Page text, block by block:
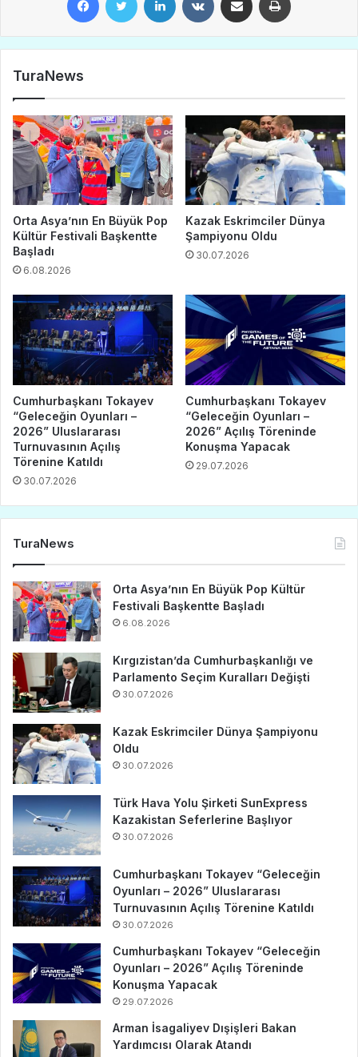
TuraNews
Orta Asya’nın En Büyük Pop
Kültür Festivali Başkentte
Başladı
6.08.2026
Kazak Eskrimciler Dünya
Şampiyonu Oldu
30.07.2026
Cumhurbaşkanı Tokayev
“Geleceğin Oyunları –
2026” Uluslararası
Turnuvasının Açılış
Törenine Katıldı
30.07.2026
Cumhurbaşkanı Tokayev
“Geleceğin Oyunları –
2026” Açılış Töreninde
Konuşma Yapacak
29.07.2026
TuraNews
Orta Asya’nın En Büyük Pop Kültür
Festivali Başkentte Başladı
6.08.2026
Kırgızistan’da Cumhurbaşkanlığı ve
Parlamento Seçim Kuralları Değişti
30.07.2026
Kazak Eskrimciler Dünya Şampiyonu
Oldu
30.07.2026
Türk Hava Yolu Şirketi SunExpress
Kazakistan Seferlerine Başlıyor
30.07.2026
Cumhurbaşkanı Tokayev “Geleceğin
Oyunları – 2026” Uluslararası
Turnuvasının Açılış Törenine Katıldı
30.07.2026
Cumhurbaşkanı Tokayev “Geleceğin
Oyunları – 2026” Açılış Töreninde
Konuşma Yapacak
29.07.2026
Arman İsagaliyev Dışişleri Bakan
Yardımcısı Olarak Atandı